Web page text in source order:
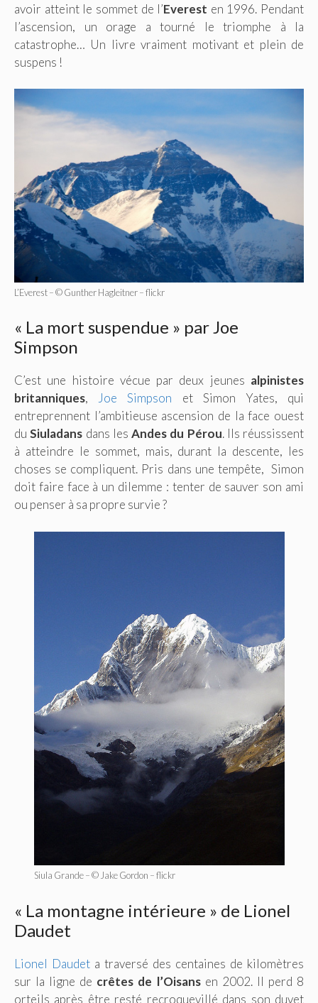
avoir atteint le sommet de l’Everest en 1996. Pendant
l’ascension, un orage a tourné le triomphe à la
catastrophe… Un livre vraiment motivant et plein de
suspens !
L’Everest – © Gunther Hagleitner – flickr
« La mort suspendue » par Joe
Simpson
C’est une histoire vécue par deux jeunes alpinistes
britanniques,Joe Simpson et Simon Yates, qui
entreprennent l’ambitieuse ascension de la face ouest
duSiuladans dans les Andes du Pérou. Ils réussissent
à atteindre le sommet, mais, durant la descente, les
choses se compliquent. Pris dans une tempête, Simon
doit faire face à un dilemme : tenter de sauver son ami
ou penser à sa propre survie ?
Siula Grande – © Jake Gordon – flickr
« La montagne intérieure » de Lionel
Daudet
Lionel Daudet a traversé des centaines de kilomètres
sur la ligne de crêtes de l’Oisansen 2002. Il perd 8
orteils après être resté recroquevillé dans son duvet